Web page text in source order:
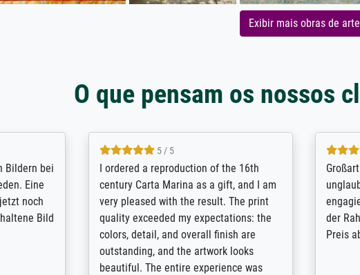
Exibir mais obras de arte
O que pensam os nossos
Weile
Papiers
5 / 5
The team at Meisterdrucke strives to
meet its clients demands, and provides
expert advice on how to obtain the best
results for the prints requested by the
client. The company has a vast
repertoire of prints to choose from, and
will provide excellent service also with
from
for